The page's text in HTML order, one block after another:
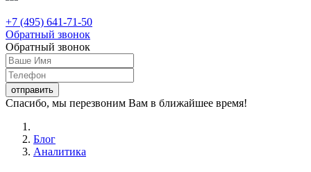
+7 (495) 641-71-50
Обратный звонок
Обратный звонок
Спасибо, мы перезвоним Вам в ближайшее время!
Блог
Аналитика